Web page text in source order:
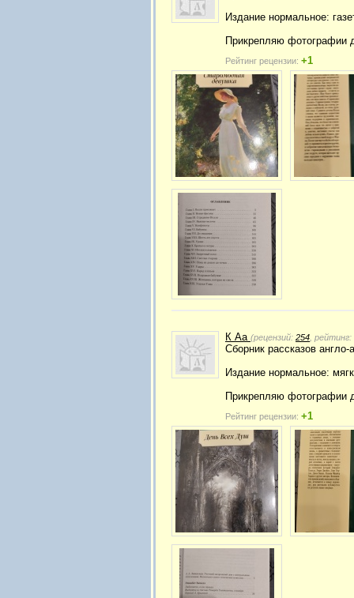
Издание нормальное:
Прикрепляю фотографии
Рейтинг рецензии: +1
К Аа (рецензий: 254 , рейтинг:
Сборник рассказов
Издание нормальное:
Прикрепляю фотографии
Рейтинг рецензии: +1